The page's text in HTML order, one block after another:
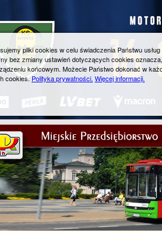
pliki cookies w celu świadczenia Państwu
bez zmiany ustawień dotyczących cookies
końcowym. Możecie Państwo dokonać w
cookies.Polityka prywatności. Więcej informacji.